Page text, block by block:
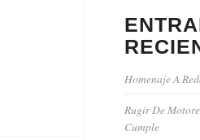
Homenaje A
Rugir De
Cumple